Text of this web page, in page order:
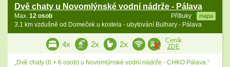
Dvě chaty u Novomlýnské vodní nádrže - Pálava
Přítluky mapa
Max. 12 osob
3.1 km vzdušně od Domeček u kostela - ubytování Bulhary - Pálava
4x 2x 2x
Ceník
ZDE
„Dvě chaty (6 + 6 osob) u Novomlýnské vodní nádrže - CHKO Pálava.“